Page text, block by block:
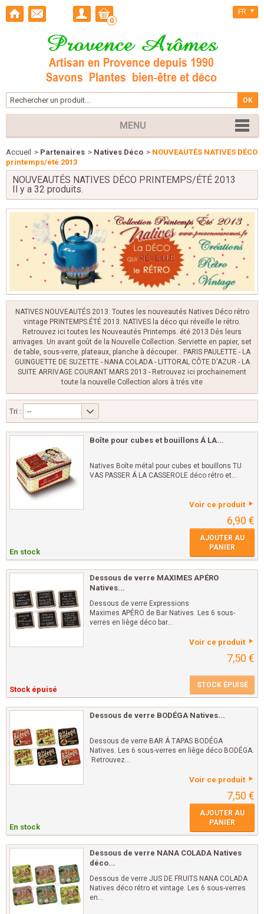
0
FR
MENU
Accueil > Partenaires > Natives Déco > NOUVEAUTÉS NATIVES DÉCO
printemps/été 2013
NOUVEAUTÉS NATIVES DÉCO PRINTEMPS/ÉTÉ 2013
Il y a 32 produits.
NATIVES NOUVEAUTÉS 2013. Toutes les nouveautés Natives Déco rétro
vintage PRINTEMPS.ÉTÉ 2013. NATIVES la déco qui réveille le rétro.
Retrouvez ici toutes les Nouveautés Printemps. été 2013 Dés leurs
arrivages. Un avant goût de la Nouvelle Collection. Serviette en papier, set
de table, sous-verre, plateaux, planche à découper... PARIS PAULETTE - LA
GUINGUETTE DE SUZETTE - NANA COLADA - LITTORAL CÔTE D'AZUR - LA
SUITE ARRIVAGE COURANT MARS 2013 - Retrouvez ici prochainement
toute la nouvelle Collection alors à trés vite
Tri : --
Boîte pour cubes et bouillons Á LA...
Natives Boîte métal pour cubes et bouillons TU
VAS PASSER Á LA CASSEROLE déco rétro et...
Voir ce produit
6,90 €
En stock
AJOUTER AU
PANIER
Dessous de verre MAXIMES APÉRO
Natives...
Dessous de verre Expressions
Maximes APÉRO de Bar Natives. Les 6 sous-
verres en liège déco bar...
Voir ce produit
7,50 €
Stock épuisé STOCK ÉPUISÉ
Dessous de verre BODÉGA Natives...
Dessous de verre BAR Á TAPAS BODÉGA
Natives. Les 6 sous-verres en liège déco BODÉGA.
Retrouvez...
Voir ce produit
7,50 €
En stock
AJOUTER AU
PANIER
Dessous de verre NANA COLADA Natives
déco...
Dessous de verre JUS DE FRUITS NANA COLADA
Natives déco rétro et vintage. Les 6 sous-verres
en...